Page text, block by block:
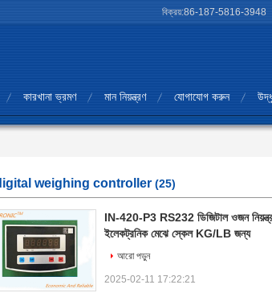
বিক্রয়:86-187-5816-3948
কারখানা ভ্রমণ মান নিয়ন্ত্রণ যোগাযোগ করুন
weighing controller (25)
IN-420-P3 RS232 ডিজিটাল ওজন
ইলেকট্রনিক মেঝে স্কেল KG/LB জন্য
আরো পড়ুন
2025-02-11 17:22:21